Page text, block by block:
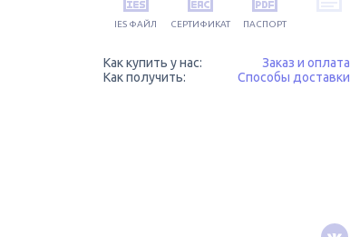
IES ФАЙЛ СЕРТИФИКАТ ПАСПОРТ
Как купить у нас:
Заказ и оплата
Как получить:
Способы доставки